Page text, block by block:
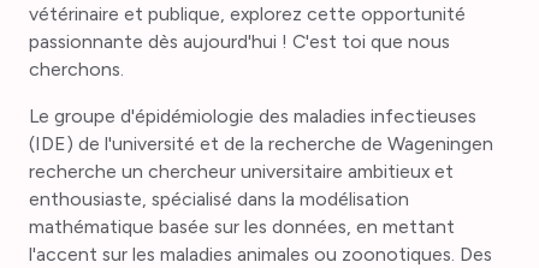
vétérinaire et publique, explorez cette opportunité
passionnante dès aujourd'hui ! C'est toi que nous
cherchons.
Le groupe d'épidémiologie des maladies infectieuses
(IDE) de l'université et de la recherche de Wageningen
recherche un chercheur universitaire ambitieux et
enthousiaste, spécialisé dans la modélisation
mathématique basée sur les données, en mettant
l'accent sur les maladies animales ou zoonotiques. Des